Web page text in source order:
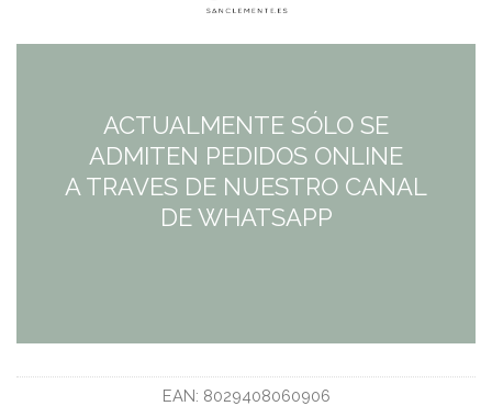
ACTUALMENTE SÓLO SE
ADMITEN PEDIDOS ONLINE
A TRAVES DE NUESTRO CANAL
DE WHATSAPP
EAN: 8029408060906